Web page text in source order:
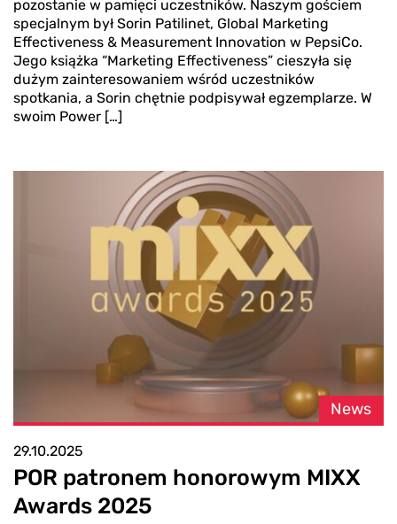
pozostanie w pamięci uczestników. Naszym gościem
specjalnym był Sorin Patilinet, Global Marketing
Effectiveness & Measurement Innovation w PepsiCo.
Jego książka “Marketing Effectiveness” cieszyła się
dużym zainteresowaniem wśród uczestników
spotkania, a Sorin chętnie podpisywał egzemplarze. W
swoim Power […]
News
29.10.2025
POR patronem honorowym MIXX
Awards 2025